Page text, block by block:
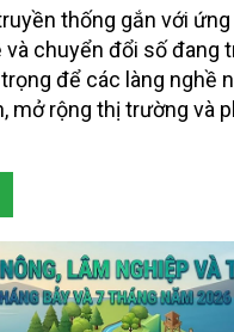
thống gắn với
và chuyển đổi số đang
để các làng nghề
mở rộng thị trường và
nghệ nhân và cơ sở sản
tư duy, đầu tư công